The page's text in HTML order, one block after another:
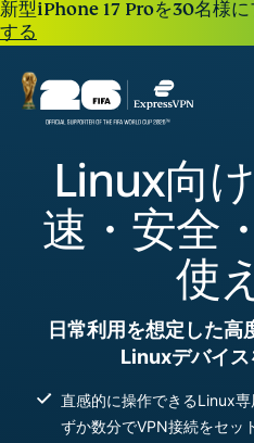
新型iPhone 17 Proを30名様
する
Linux向
速・安全
使
日常利用を想定した高
Linuxデバイ
直感的に操作できるLinux
ずか数分でVPN接続をセッ